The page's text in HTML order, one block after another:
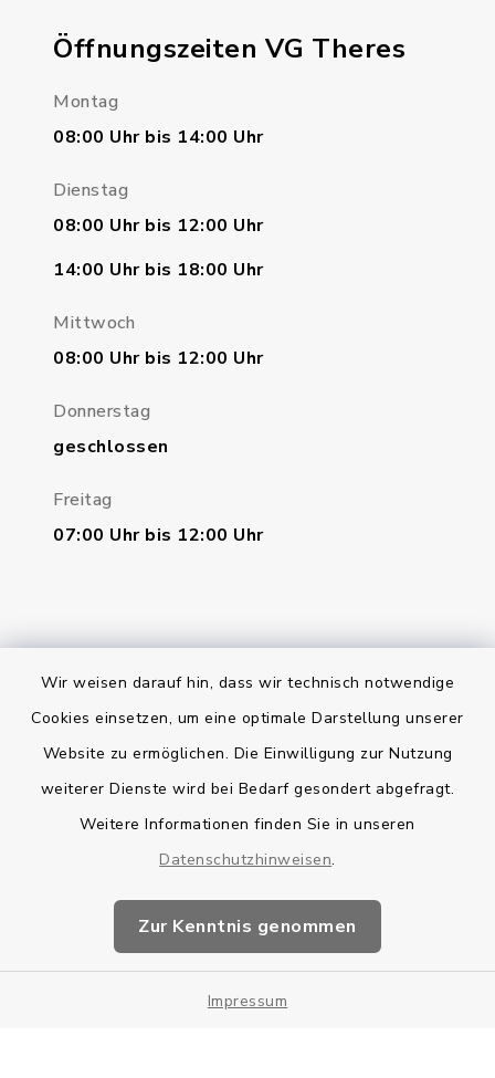
Wir weisen darauf hin, dass wir technisch notwendige
Cookies einsetzen, um eine optimale Darstellung unserer
Website zu ermöglichen. Die Einwilligung zur Nutzung
weiterer Dienste wird bei Bedarf gesondert abgefragt.
Weitere Informationen finden Sie in unseren
Datenschutzhinweisen.
Zur Kenntnis genommen
Impressum
Öffnungszeiten VG Theres
Montag
08:00 Uhr bis 14:00 Uhr
Dienstag
08:00 Uhr bis 12:00 Uhr
14:00 Uhr bis 18:00 Uhr
Mittwoch
08:00 Uhr bis 12:00 Uhr
Donnerstag
geschlossen
Freitag
07:00 Uhr bis 12:00 Uhr
Bankverbindung
Barrierefreiheit
Impressum
Sitemap